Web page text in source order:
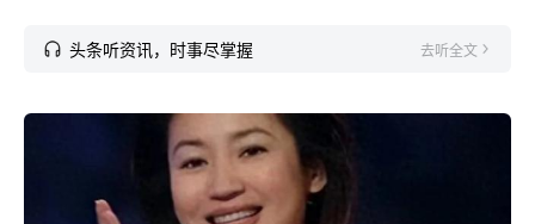
头条听资讯，时事尽掌握 去听全文